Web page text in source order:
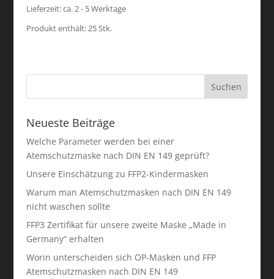
Lieferzeit:ca. 2 - 5 Werktage
Produkt enthält: 25Stk.
Neueste Beiträge
Welche Parameter werden bei einer
Atemschutzmaske nach DIN EN 149 geprüft?
Unsere Einschätzung zu FFP2-Kindermasken
Warum man Atemschutzmasken nach DIN EN 149
nicht waschen sollte
FFP3 Zertifikat für unsere zweite Maske „Made in
Germany“ erhalten
Worin unterscheiden sich OP-Masken und FFP
Atemschutzmasken nach DIN EN 149